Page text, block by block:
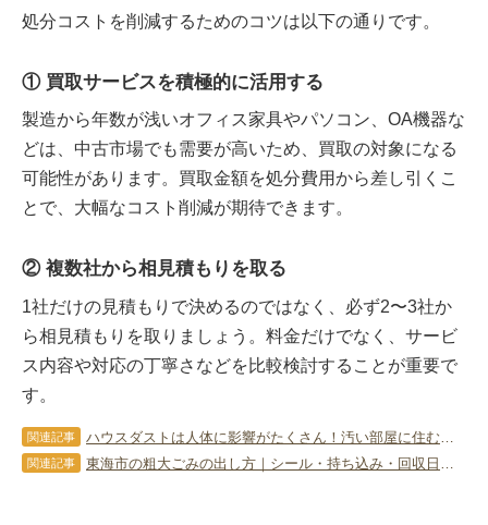
処分コストを削減するためのコツは以下の通りです。
① 買取サービスを積極的に活用する
製造から年数が浅いオフィス家具やパソコン、OA機器な
どは、中古市場でも需要が高いため、買取の対象になる
可能性があります。買取金額を処分費用から差し引くこ
とで、大幅なコスト削減が期待できます。
② 複数社から相見積もりを取る
1社だけの見積もりで決めるのではなく、必ず2〜3社か
ら相見積もりを取りましょう。料金だけでなく、サービ
ス内容や対応の丁寧さなどを比較検討することが重要で
す。
関連記事
関連記事